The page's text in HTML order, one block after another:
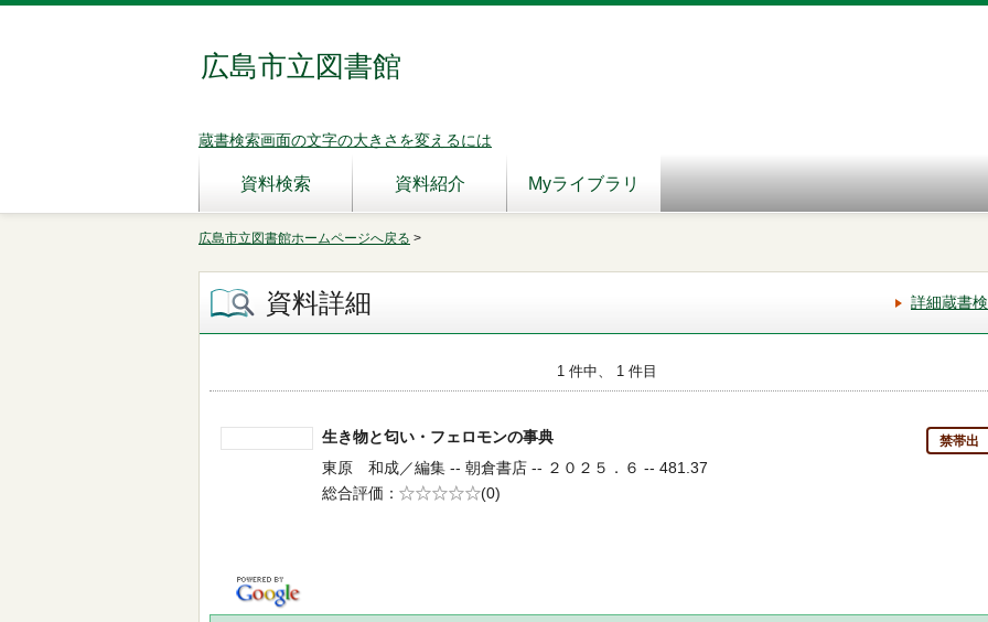
広島市立図書館
蔵書検索画面の文字の大きさを変えるには
資料検索 資料紹介 Myライブラリ
広島市立図書館ホームページへ戻る >
資料詳細 詳細蔵書
1 件中、 1 件目
生き物と匂い・フェロモンの事典 禁帯出
東原 和成／編集 -- 朝倉書店 -- ２０２５．６ -- 481.37
総合評価
5段階評価
(0)